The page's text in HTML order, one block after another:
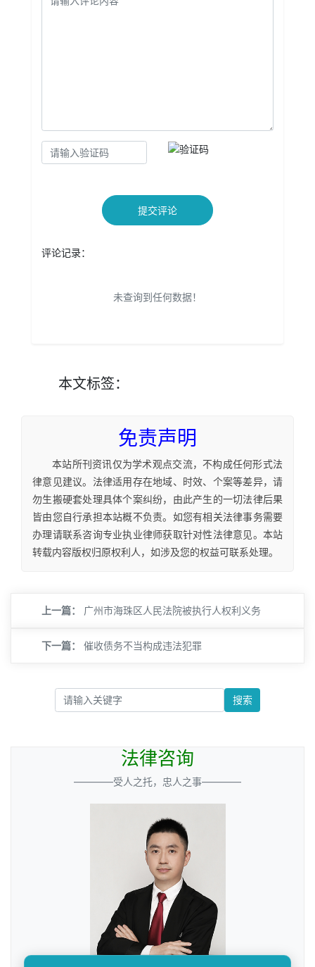
提交评论
评论记录：
未查询到任何数据！
本文标签：
免责声明
本站所刊资讯仅为学术观点交流，不构成任何形式法
律意见建议。法律适用存在地域、时效、个案等差异，请
勿生搬硬套处理具体个案纠纷，由此产生的一切法律后果
皆由您自行承担本站概不负责。如您有相关法律事务需要
办理请联系咨询专业执业律师获取针对性法律意见。本站
转载内容版权归原权利人，如涉及您的权益可联系处理。
上一篇： 广州市海珠区人民法院被执行人权利义务
下一篇： 催收债务不当构成违法犯罪
搜索
法律咨询
————受人之托，忠人之事————